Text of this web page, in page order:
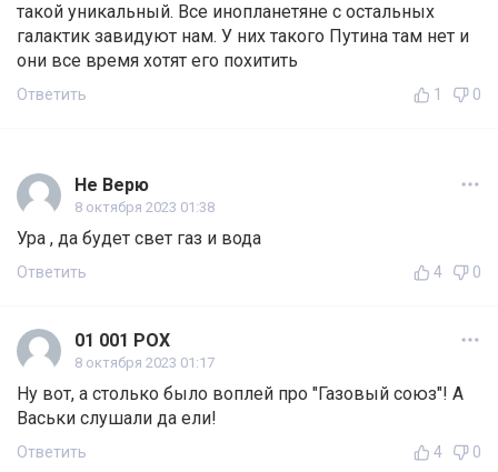
такой уникальный. Все инопланетяне с остальных
галактик завидуют нам. У них такого Путина там нет и
они все время хотят его похитить
Ответить 1 0
Не Верю
8 октября 2023 01:38
Ура , да будет свет газ и вода
Ответить 4 0
01 001 POX
8 октября 2023 01:17
Ну вот, а столько было воплей про "Газовый союз"! А
Васьки слушали да ели!
Ответить 4 0